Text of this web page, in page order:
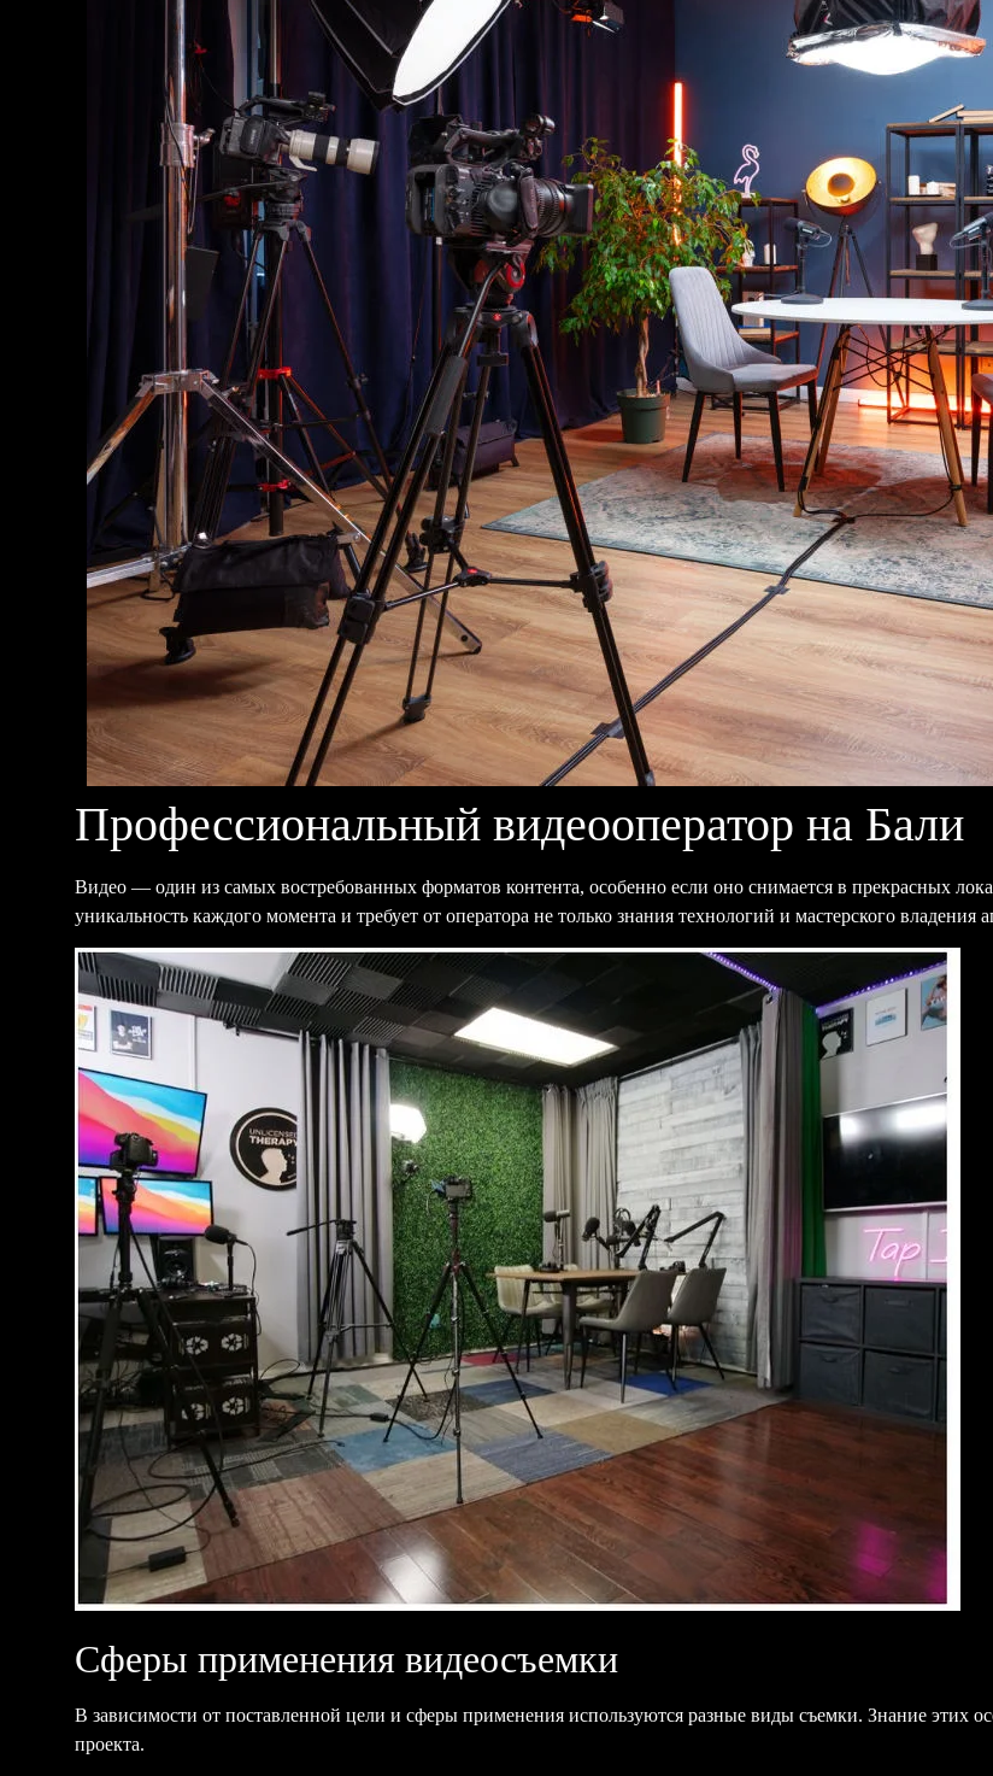
Профессиональный видеооператор на Бали
Видео — один из самых востребованных форматов контента, особенно если оно снимается в прекрасных
уникальность каждого момента и требует от оператора не только знания технологий и мастерского владения
Сферы применения видеосъемки
В зависимости от поставленной цели и сферы применения используются разные виды съемки. Знание этих
проекта.